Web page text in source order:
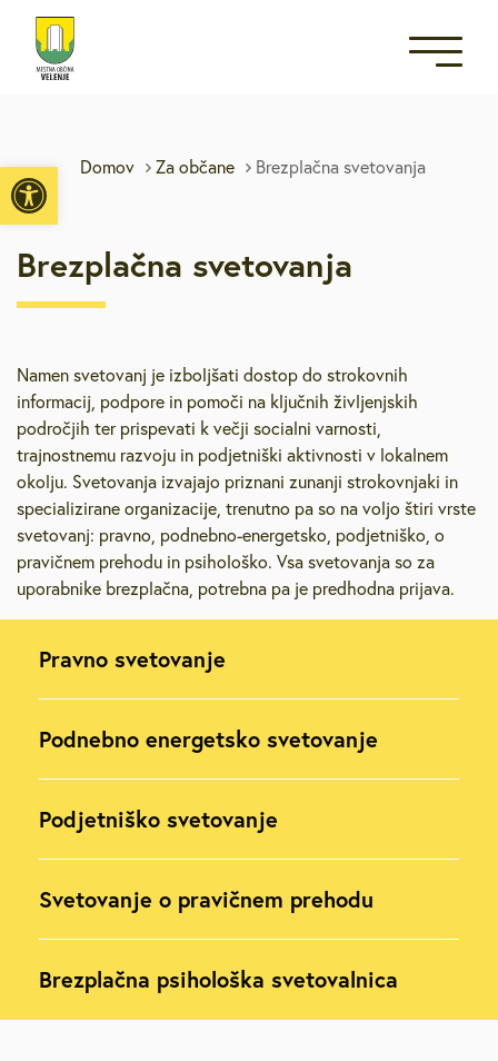
Open toolbar
Domov Za občane Brezplačna svetovanja
Brezplačna svetovanja
Namen svetovanj je izboljšati dostop do strokovnih
informacij, podpore in pomoči na ključnih življenjskih
področjih ter prispevati k večji socialni varnosti,
trajnostnemu razvoju in podjetniški aktivnosti v lokalnem
okolju. Svetovanja izvajajo priznani zunanji strokovnjaki in
specializirane organizacije, trenutno pa so na voljo štiri vrste
svetovanj: pravno, podnebno-energetsko, podjetniško, o
pravičnem prehodu in psihološko. Vsa svetovanja so za
uporabnike brezplačna, potrebna pa je predhodna prijava.
Pravno svetovanje
Podnebno energetsko svetovanje
Podjetniško svetovanje
Svetovanje o pravičnem prehodu
Brezplačna psihološka svetovalnica